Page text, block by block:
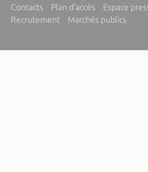
Contacts
Plan d'accès Espace
Recrutement
Marchés publics